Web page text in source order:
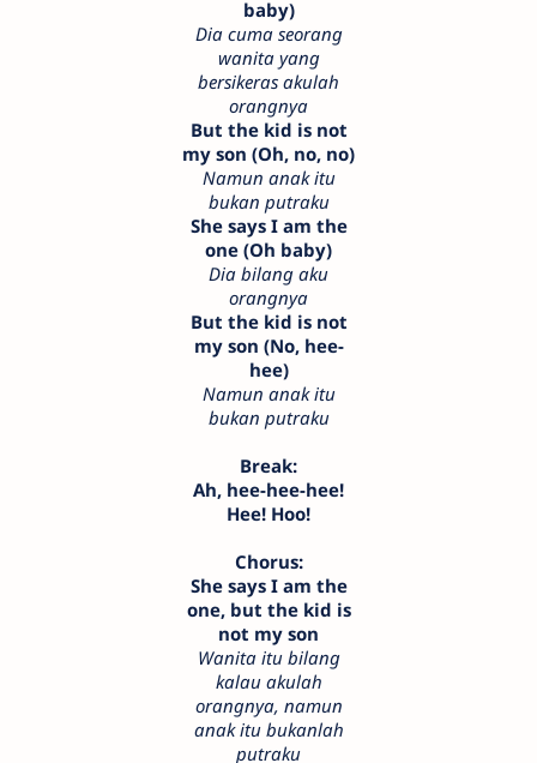
baby)
Dia cuma seorang
wanita yang
bersikeras akulah
orangnya
But the kid is not
my son (Oh, no, no)
Namun anak itu
bukan putraku
She says I am the
one (Oh baby)
Dia bilang aku
orangnya
But the kid is not
my son (No, hee-
hee)
Namun anak itu
bukan putraku
Break:
Ah, hee-hee-hee!
Hee! Hoo!
Chorus:
She says I am the
one, but the kid is
not my son
Wanita itu bilang
kalau akulah
orangnya, namun
anak itu bukanlah
putraku